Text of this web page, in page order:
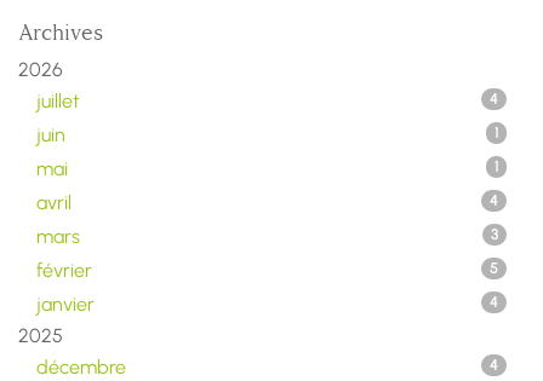
Archives
2026
juillet
4
juin 1
mai 1
avril 4
mars 3
février 5
janvier 4
2025
décembre
4